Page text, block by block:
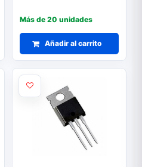
Más de 20 unidades
Añadir al carrito